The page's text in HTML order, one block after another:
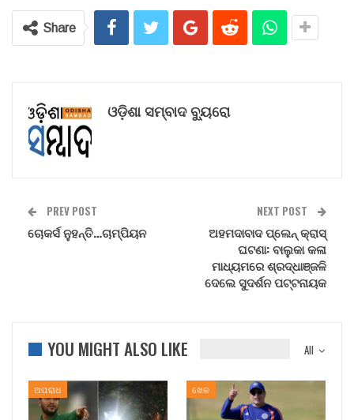
Share
ଓଡ଼ିଶା ସମ୍ବାଦ ବ୍ୟୁରୋ
PREV POST
ଚୋକର୍ସ ନୁହନ୍ତି…ଚାମ୍ପିୟନ
NEXT POST
ଅହମଦାବାଦ ପ୍ଲେନ୍ କ୍ରାସ୍
ଘଟଣା: ବାଲୁକା କଳା
ମାଧ୍ୟମରେ ଶ୍ରଦ୍ଧାଞ୍ଜଳି
ଦେଲେ ସୁଦର୍ଶନ ପଟ୍ଟନାୟକ
All
YOU MIGHT ALSO LIKE
ଅପରାଧ ଖେଳ